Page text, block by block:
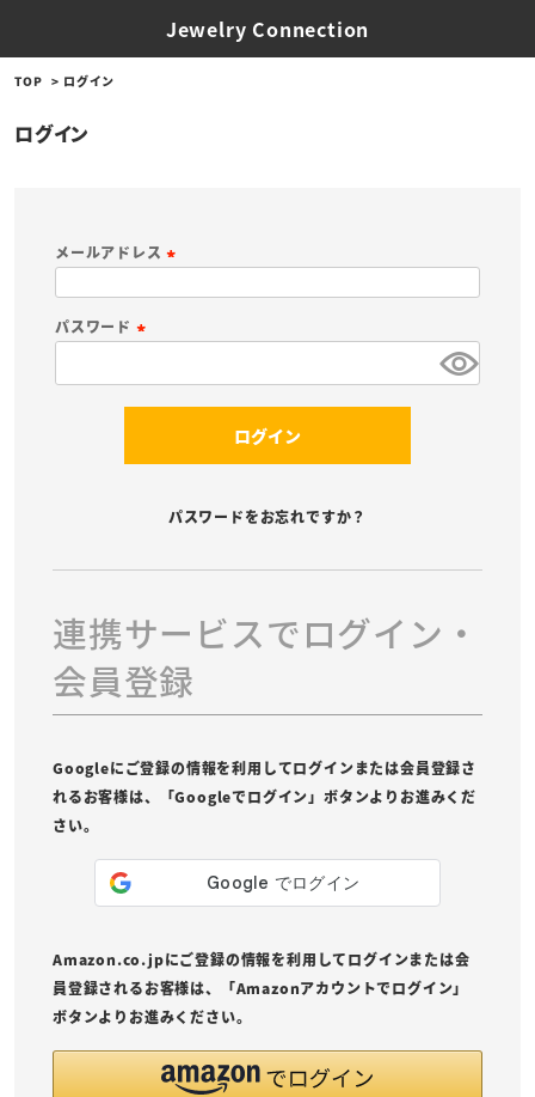
Jewelry Connection
TOP ログイン
ログイン
メールアドレス
須
パスワード
ログイン
パスワードをお忘れですか？
連携サービスでログイン・
会員登録
Googleにご登録の情報を利用してログインまたは会員登録さ
れるお客様は、「Googleでログイン」ボタンよりお進みくだ
さい。
Amazon.co.jpにご登録の情報を利用してログインまたは会
員登録されるお客様は、「Amazonアカウントでログイン」
ボタンよりお進みください。